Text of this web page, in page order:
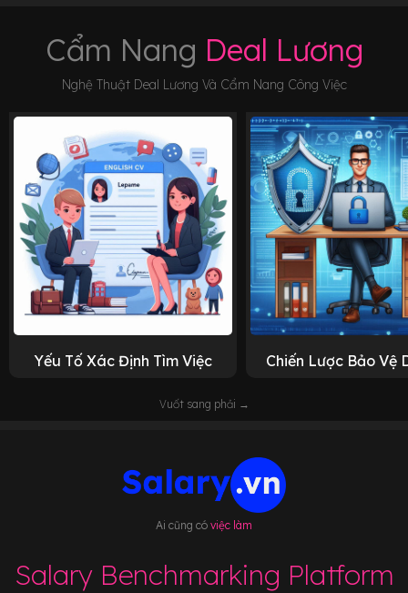
Cẩm Nang Deal Lương
Nghệ Thuật Deal Lương Và Cẩm Nang Công Việc
Yếu Tố Xác Định Tìm Việc Chiến Lược Bảo Vệ
Vuốt sang phải →
Ai cũng có việc làm
Salary Benchmarking Platform